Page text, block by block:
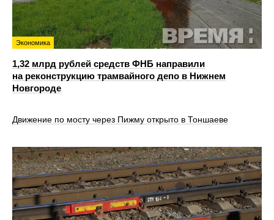
Экономика
1,32 млрд рублей средств ФНБ направили
на реконструкцию трамвайного депо в Нижнем
Новгороде
Движение по мосту через Пижму открыто в Тоншаеве